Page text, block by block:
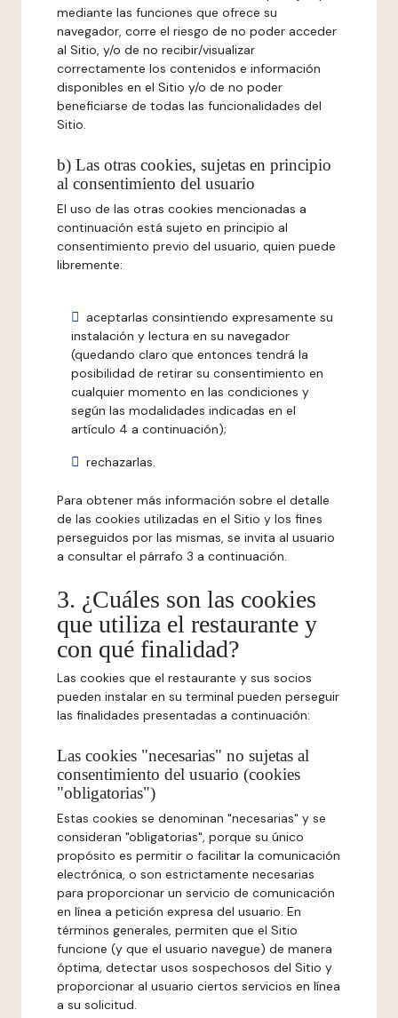
mediante las funciones que ofrece su
navegador, corre el riesgo de no poder acceder
al Sitio, y/o de no recibir/visualizar
correctamente los contenidos e información
disponibles en el Sitio y/o de no poder
beneficiarse de todas las funcionalidades del
Sitio.
b) Las otras cookies, sujetas en principio
al consentimiento del usuario
El uso de las otras cookies mencionadas a
continuación está sujeto en principio al
consentimiento previo del usuario, quien puede
libremente:
aceptarlas consintiendo expresamente su
instalación y lectura en su navegador
(quedando claro que entonces tendrá la
posibilidad de retirar su consentimiento en
cualquier momento en las condiciones y
según las modalidades indicadas en el
artículo 4 a continuación);
rechazarlas.
Para obtener más información sobre el detalle
de las cookies utilizadas en el Sitio y los fines
perseguidos por las mismas, se invita al usuario
a consultar el párrafo 3 a continuación.
3. ¿Cuáles son las cookies
que utiliza el restaurante y
con qué finalidad?
Las cookies que el restaurante y sus socios
pueden instalar en su terminal pueden perseguir
las finalidades presentadas a continuación:
Las cookies "necesarias" no sujetas al
consentimiento del usuario (cookies
"obligatorias")
Estas cookies se denominan "necesarias" y se
consideran "obligatorias", porque su único
propósito es permitir o facilitar la comunicación
electrónica, o son estrictamente necesarias
para proporcionar un servicio de comunicación
en línea a petición expresa del usuario. En
términos generales, permiten que el Sitio
funcione (y que el usuario navegue) de manera
óptima, detectar usos sospechosos del Sitio y
proporcionar al usuario ciertos servicios en línea
a su solicitud.